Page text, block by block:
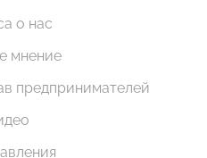
о нас
мнение
предпринимателей